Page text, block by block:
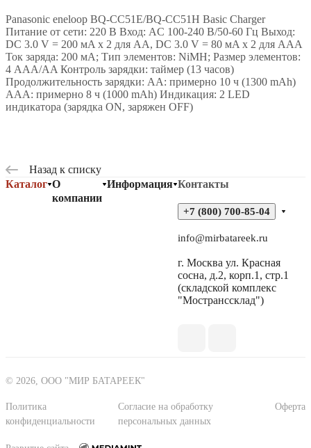
Panasonic eneloop BQ-CC51E/BQ-CC51H Basic Charger
Питание от сети: 220 В Вход: AC 100-240 В/50-60 Гц Выход:
DC 3.0 V = 200 мA x 2 для АА, DC 3.0 V = 80 мA x 2 для ААА
Ток заряда: 200 мА; Тип элементов: NiMH; Размер элементов:
4 AAA/AA Контроль зарядки: таймер (13 часов)
Продолжительность зарядки: АА: примерно 10 ч (1300 mAh)
ААА: примерно 8 ч (1000 mAh) Индикация: 2 LED
индикатора (зарядка ON, заряжен OFF)
Назад к списку
Каталог О
компании
Информация Контакты
+7 (800) 700-85-04
info@mirbatareek.ru
г. Москва ул. Красная
сосна, д.2, корп.1, стр.1
(складской комплекс
"Мостранссклад")
© 2026, ООО "МИР БАТАРЕЕК"
Политика
конфиденциальности
Согласие на обработку
персональных данных
Оферта